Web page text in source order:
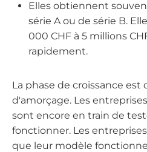
Elles obtiennent
série A ou de série B.
000 CHF à 5 millions
rapidement.
La phase de croissance est
d'amorçage. Les
sont encore en train de
fonctionner. Les
que leur modèle